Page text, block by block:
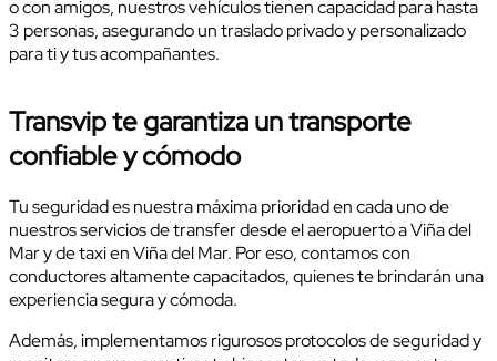
o con amigos, nuestros vehículos tienen capacidad para hasta
3 personas, asegurando un traslado privado y personalizado
para ti y tus acompañantes.
Transvip te garantiza un transporte
confiable y cómodo
Tu seguridad es nuestra máxima prioridad en cada uno de
nuestros servicios de transfer desde el aeropuerto a Viña del
Mar y de taxi en Viña del Mar. Por eso, contamos con
conductores altamente capacitados, quienes te brindarán una
experiencia segura y cómoda.
Además, implementamos rigurosos protocolos de seguridad y